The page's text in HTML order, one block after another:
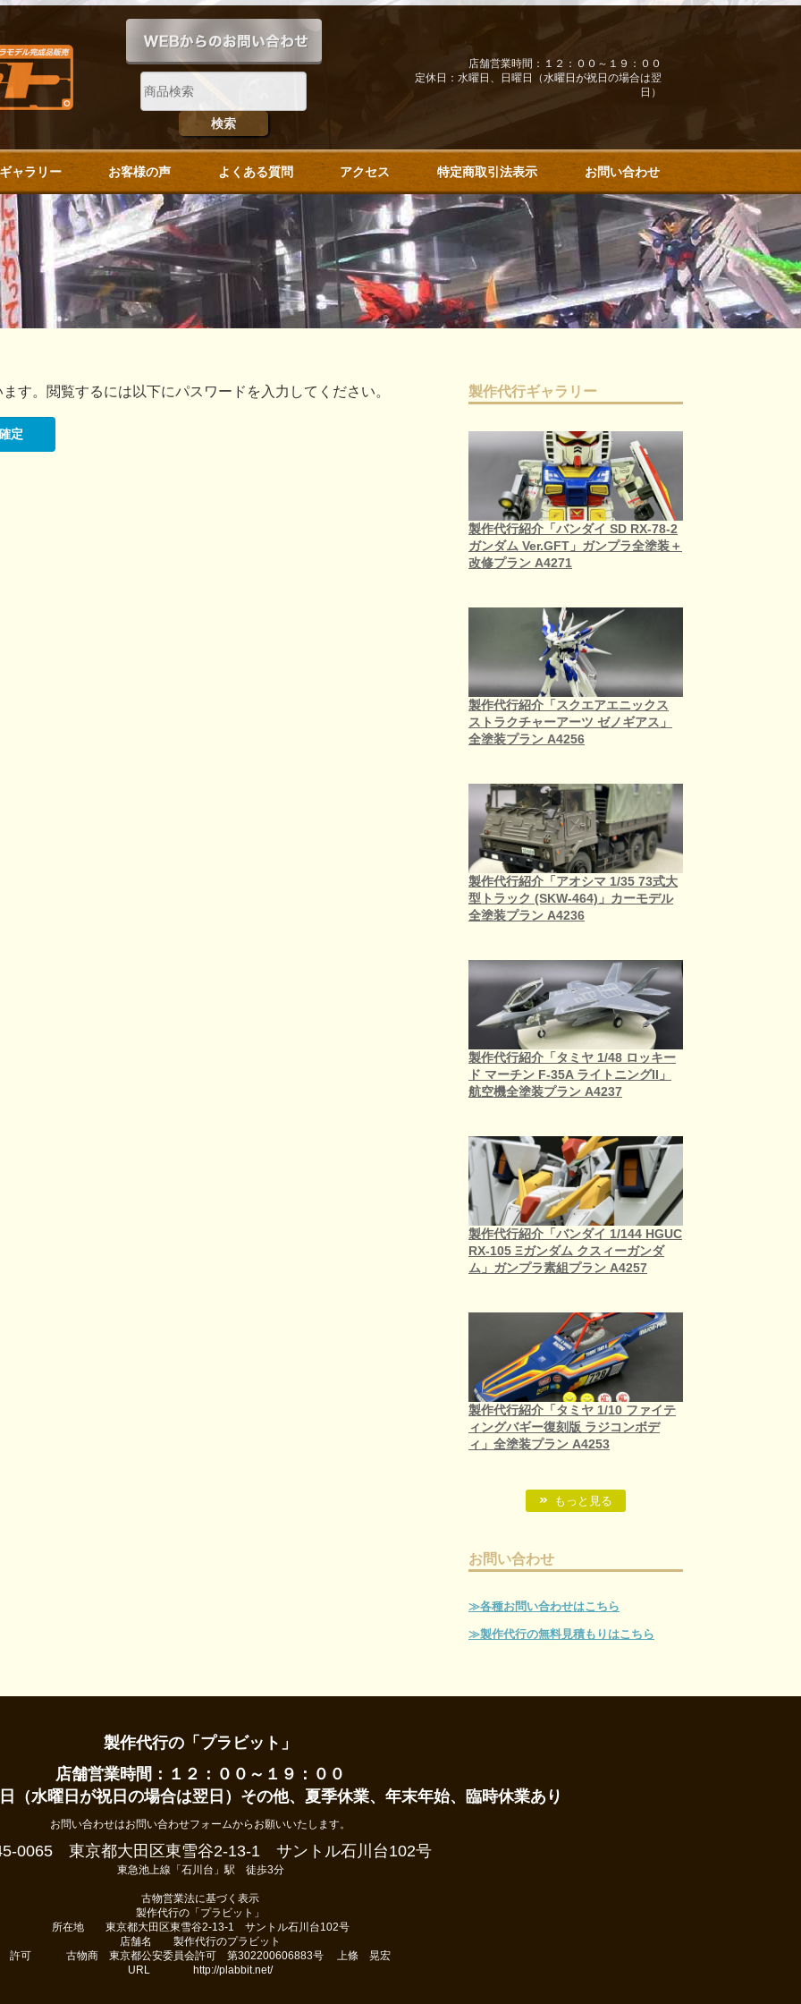
店舗営業時間：１２：００～１９：００
定休日：水曜日、日曜日（水曜日が祝日の場合は翌
日）
ャラリー お客様の声 よくある質問 アクセス 特定商取引法表示 お問い合わせ
す。閲覧するには以下にパスワードを入力してください。 製作代行ギャラリー
製作代行紹介「バンダイ SD RX-78-2
ガンダム Ver.GFT」ガンプラ全塗装＋
改修プラン A4271
製作代行紹介「スクエアエニックス
ストラクチャーアーツ ゼノギアス」
全塗装プラン A4256
製作代行紹介「アオシマ 1/35 73式大
型トラック (SKW-464)」カーモデル
全塗装プラン A4236
製作代行紹介「タミヤ 1/48 ロッキー
ド マーチン F-35A ライトニングII」
航空機全塗装プラン A4237
製作代行紹介「バンダイ 1/144 HGUC
RX-105 Ξガンダム クスィーガンダ
ム」ガンプラ素組プラン A4257
製作代行紹介「タミヤ 1/10 ファイテ
ィングバギー復刻版 ラジコンボデ
ィ」全塗装プラン A4253
もっと見る
お問い合わせ
≫各種お問い合わせはこちら
≫製作代行の無料見積もりはこちら
製作代行の「プラビット」
店舗営業時間：１２：００～１９：００
（水曜日が祝日の場合は翌日）その他、夏季休業、年末年始、臨時休業あり
お問い合わせはお問い合わせフォームからお願いいたします。
0065 東京都大田区東雪谷2-13-1 サントル石川台102号
東急池上線「石川台」駅 徒歩3分
古物営業法に基づく表示
製作代行の「プラビット」
所在地 東京都大田区東雪谷2-13-1 サントル石川台102号
店舗名 製作代行のプラビット
許可 古物商 東京都公安委員会許可 第302200606883号 上條 晃宏
URL http://plabbit.net/